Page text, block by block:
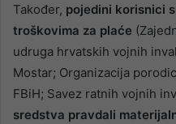
Također, pojedini korisnici
troškovima za plaće
udruga hrvatskih vojnih
Mostar; Organizacija
FBiH; Savez ratnih vojnih
sredstva pravdali